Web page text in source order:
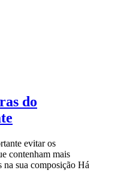
do
evitar os
contenham mais
na sua composição Há